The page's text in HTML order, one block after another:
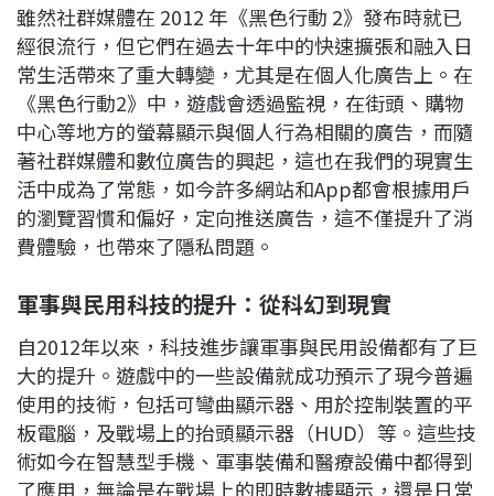
雖然社群媒體在 2012 年《黑色行動 2》發布時就已
經很流行，但它們在過去十年中的快速擴張和融入日
常生活帶來了重大轉變，尤其是在個人化廣告上。在
《黑色行動2》中，遊戲會透過監視，在街頭、購物
中心等地方的螢幕顯示與個人行為相關的廣告，而隨
著社群媒體和數位廣告的興起，這也在我們的現實生
活中成為了常態，如今許多網站和App都會根據用戶
的瀏覽習慣和偏好，定向推送廣告，這不僅提升了消
費體驗，也帶來了隱私問題。
軍事與民用科技的提升：從科幻到現實
自2012年以來，科技進步讓軍事與民用設備都有了巨
大的提升。遊戲中的一些設備就成功預示了現今普遍
使用的技術，包括可彎曲顯示器、用於控制裝置的平
板電腦，及戰場上的抬頭顯示器（HUD）等。這些技
術如今在智慧型手機、軍事裝備和醫療設備中都得到
了應用，無論是在戰場上的即時數據顯示，還是日常